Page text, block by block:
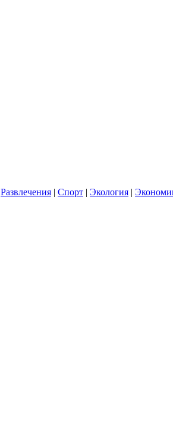
Развлечения | Спорт | Экология |